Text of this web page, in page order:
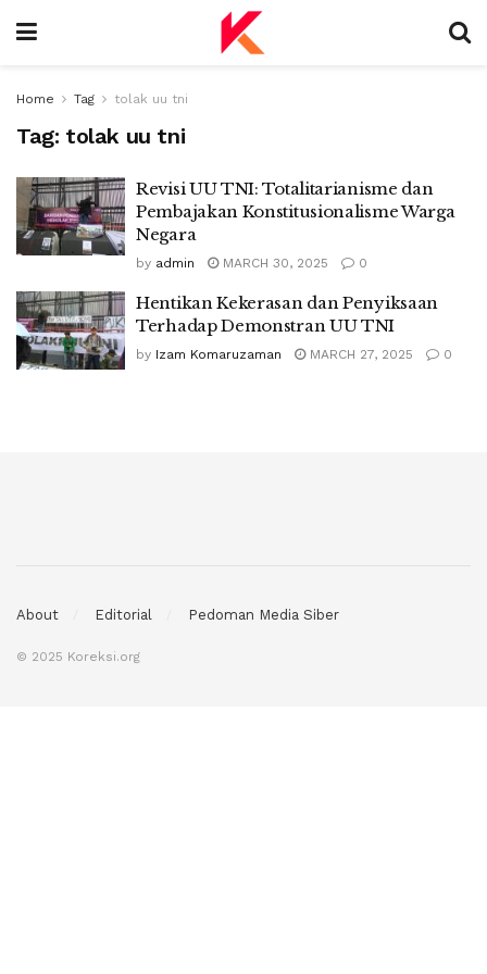
Home Tag tolak uu tni
Tag: tolak uu tni
Revisi UU TNI: Totalitarianisme dan
Pembajakan Konstitusionalisme Warga
Negara
by admin MARCH 30, 2025 0
Hentikan Kekerasan dan Penyiksaan
Terhadap Demonstran UU TNI
by Izam Komaruzaman MARCH 27, 2025 0
About Editorial Pedoman Media Siber
© 2025 Koreksi.org